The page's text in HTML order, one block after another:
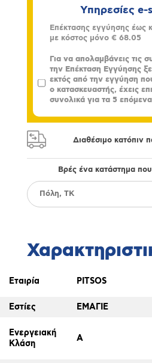
Υπηρεσίες
Επέκτασης εγγύησης έως
με κόστος μόνο € 68.05
Για να απολαμβάνεις τις
την Επέκταση Εγγύησης
εκτός από την εγγύηση
ο κατασκευαστής, έχεις
συνολικά για τα 5
Διαθέσιμο κατόπιν
Βρές ένα κατάστημα
Εταιρία PITSOS
Εστίες ΕΜΑΓΙΕ
Ενεργειακή
Κλάση
A